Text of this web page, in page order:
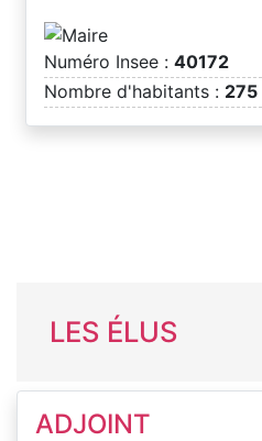
Numéro Insee : 40172
Nombre d'habitants : 275
LES ÉLUS
ADJOINT